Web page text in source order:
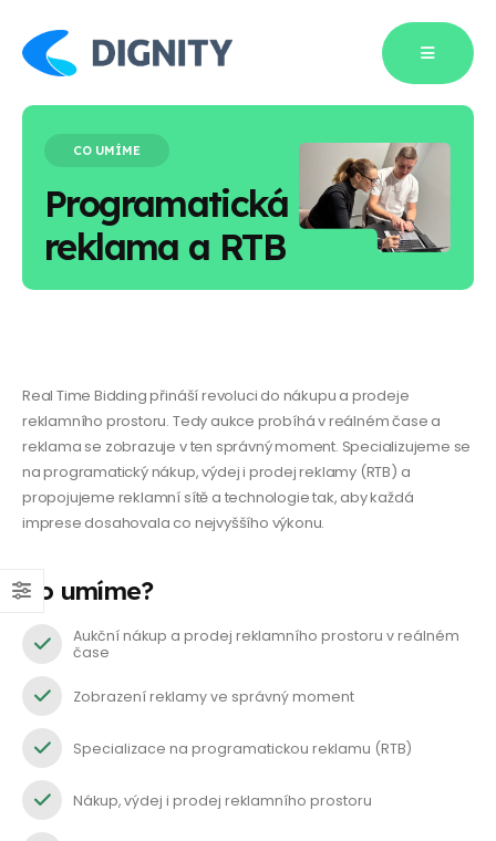
CO UMÍME
Programatická
reklama a RTB
Real Time Bidding přináší revoluci do nákupu a prodeje
reklamního prostoru. Tedy aukce probíhá v reálném čase a
reklama se zobrazuje v ten správný moment. Specializujeme se
na programatický nákup, výdej i prodej reklamy (RTB) a
propojujeme reklamní sítě a technologie tak, aby každá
imprese dosahovala co nejvyššího výkonu.
Co umíme?
Aukční nákup a prodej reklamního prostoru v reálném
čase
Zobrazení reklamy ve správný moment
Specializace na programatickou reklamu (RTB)
Nákup, výdej i prodej reklamního prostoru